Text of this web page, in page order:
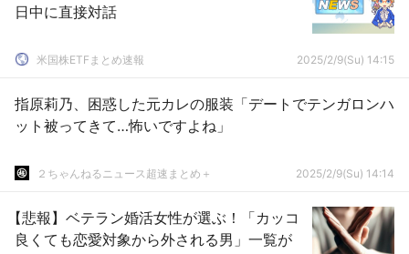
日中に直接対話
米国株ETFまとめ速報 2025/2/9(Su) 14:15
指原莉乃、困惑した元カレの服装「デートでテンガロンハ
ット被ってきて…怖いですよね」
２ちゃんねるニュース超速まとめ＋ 2025/2/9(Su) 14:14
【悲報】ベテラン婚活女性が選ぶ！「カッコ
良くても恋愛対象から外される男」一覧が